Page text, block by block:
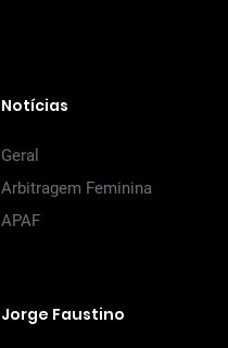
Notícias
Geral
Arbitragem Feminina
APAF
Jorge Faustino